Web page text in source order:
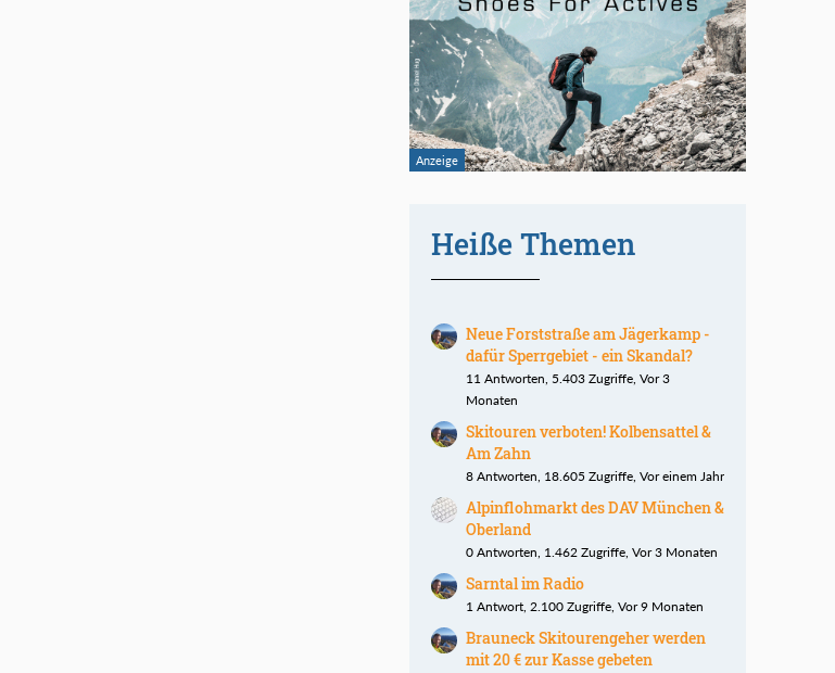
Heiße Themen
Neue Forststraße am Jägerkamp -
dafür Sperrgebiet - ein Skandal?
11 Antworten, 5.403 Zugriffe, Vor 3
Monaten
Skitouren verboten! Kolbensattel &
Am Zahn
8 Antworten, 18.605 Zugriffe, Vor einem Jahr
Alpinflohmarkt des DAV München &
Oberland
0 Antworten, 1.462 Zugriffe, Vor 3 Monaten
Sarntal im Radio
1 Antwort, 2.100 Zugriffe, Vor 9 Monaten
Brauneck Skitourengeher werden
mit 20 € zur Kasse gebeten